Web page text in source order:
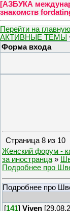
[АЗБУКА
знакомств
Перейти на главную
АКТИВНЫЕ ТЕМЫ
Форма входа
Страница8 из 10
Женский форум -
за иностранца »
Подробнее про
Подробнее про
[141] Viven